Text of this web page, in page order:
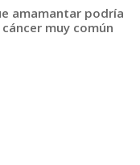
amamantar podría
muy común